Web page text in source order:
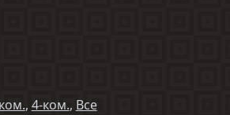
, 4-ком., Все